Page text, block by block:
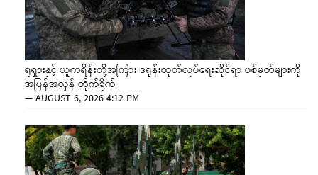
ရုရှားနှင့် ယူကရိန်းတို့အကြား ဒရုန်းထုတ်လုပ်ရေးဆိုင်ရာ ပစ်မှတ်များကို
အပြန်အလှန် တိုက်ခိုက်
—AUGUST 6, 2026 4:12 PM